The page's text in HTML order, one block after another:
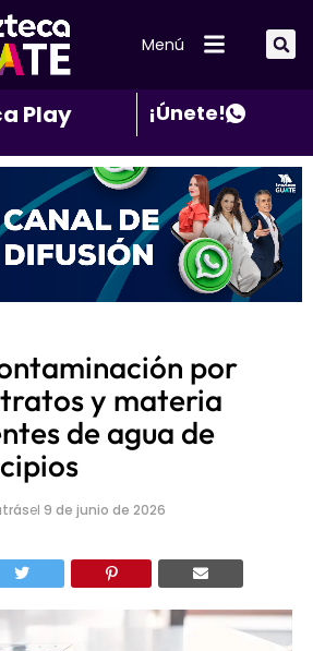
Menú
Play ¡Únete!
por
y materia
de agua de
el 9 de junio de 2026